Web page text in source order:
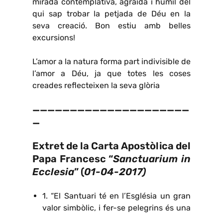
qui sap trobar la petjada de Déu en la
seva creació. Bon estiu amb belles
excursions!
L’amor a la natura forma part indivisible de
l’amor a Déu, ja que totes les coses
creades reflecteixen la seva glòria
—————————————————————
—
Extret de la Carta Apostòlica del
Papa Francesc “Sanctuarium in
Ecclesia” (01-04-2017)
1. “El Santuari té en l’Església un gran
valor simbòlic, i fer-se pelegrins és una